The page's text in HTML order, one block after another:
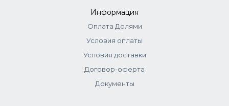
Информация
Оплата Долями
Условия оплаты
Условия доставки
Договор-оферта
Документы